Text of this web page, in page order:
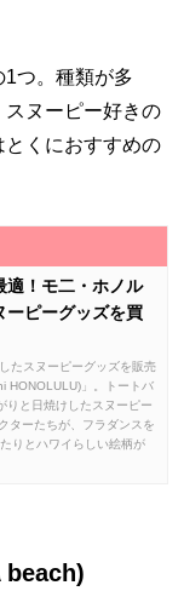
つ。種類が多
スヌーピー好きの
くにおすすめの
適！モ二・ホノル
ーピーグッズを買
たスヌーピーグッズを販売
HONOLULU)」。トートバ
りと日焼けしたスヌーピー
ターたちが、フラダンスを
りとハワイらしい絵柄が
beach)